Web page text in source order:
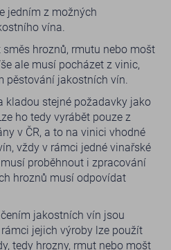
jedním z možných
vína.
hroznů, rmutu nebo mošt
ale musí pocházet z vinic,
pěstování jakostních vín.
kladou stejné požadavky jako
ho tedy vyrábět pouze z
v ČR, a to na vinici vhodné
vždy v rámci jedné vinařské
proběhnout i zpracování
hroznů musí odpovídat
jakostních vín jsou
jejich výroby lze použít
tedy hrozny, rmut nebo mošt